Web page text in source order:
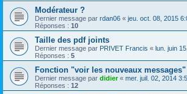
Modérateur ?
Dernier message par rdan06 « jeu. oct. 08, 2015
Réponses : 10
Taille des pdf joints
Dernier message par PRIVET Francis « lun. juin
Réponses : 5
Fonction "voir les nouveaux messages"
Dernier message par didier« mer. juil. 02, 2014
Réponses : 12